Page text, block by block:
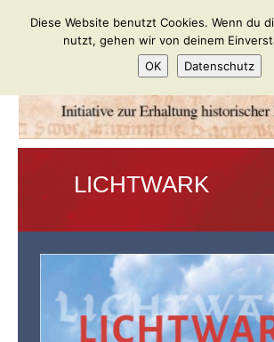
LICHTWARK
Diese Website benutzt Cookies. Wenn du
nutzt, gehen wir von deinem
OK
Datenschutz